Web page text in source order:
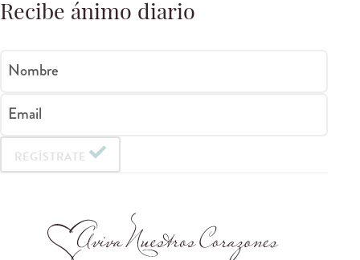
Recibe ánimo diario
Nombre
Email
REGÍSTRATE